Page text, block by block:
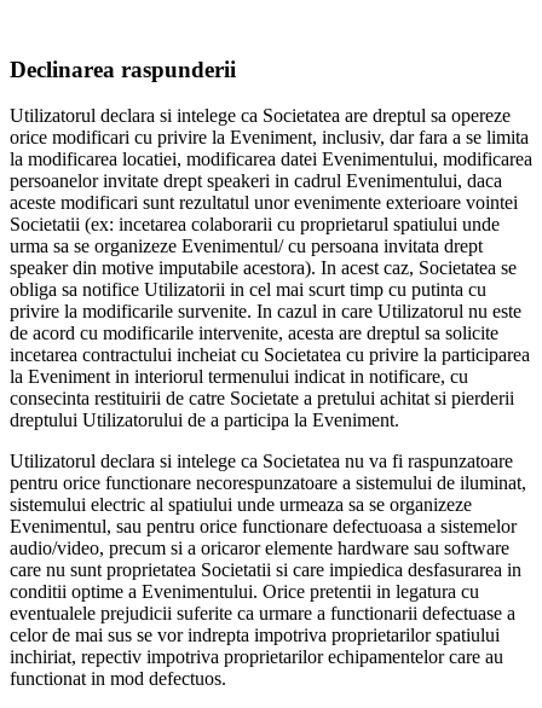
Declinarea raspunderii
Utilizatorul declara si intelege ca Societatea are dreptul sa opereze
orice modificari cu privire la Eveniment, inclusiv, dar fara a se limita
la modificarea locatiei, modificarea datei Evenimentului, modificarea
persoanelor invitate drept speakeri in cadrul Evenimentului, daca
aceste modificari sunt rezultatul unor evenimente exterioare vointei
Societatii (ex: incetarea colaborarii cu proprietarul spatiului unde
urma sa se organizeze Evenimentul/ cu persoana invitata drept
speaker din motive imputabile acestora). In acest caz, Societatea se
obliga sa notifice Utilizatorii in cel mai scurt timp cu putinta cu
privire la modificarile survenite. In cazul in care Utilizatorul nu este
de acord cu modificarile intervenite, acesta are dreptul sa solicite
incetarea contractului incheiat cu Societatea cu privire la participarea
la Eveniment in interiorul termenului indicat in notificare, cu
consecinta restituirii de catre Societate a pretului achitat si pierderii
dreptului Utilizatorului de a participa la Eveniment.
Utilizatorul declara si intelege ca Societatea nu va fi raspunzatoare
pentru orice functionare necorespunzatoare a sistemului de iluminat,
sistemului electric al spatiului unde urmeaza sa se organizeze
Evenimentul, sau pentru orice functionare defectuoasa a sistemelor
audio/video, precum si a oricaror elemente hardware sau software
care nu sunt proprietatea Societatii si care impiedica desfasurarea in
conditii optime a Evenimentului. Orice pretentii in legatura cu
eventualele prejudicii suferite ca urmare a functionarii defectuase a
celor de mai sus se vor indrepta impotriva proprietarilor spatiului
inchiriat, repectiv impotriva proprietarilor echipamentelor care au
functionat in mod defectuos.